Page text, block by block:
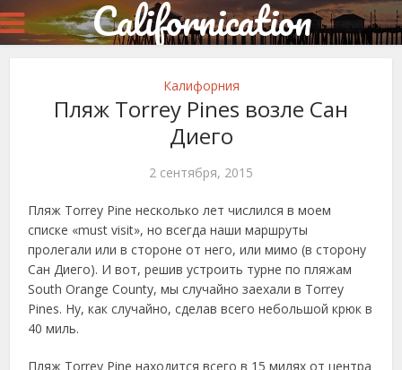
Californication
Калифорния
Пляж Torrey Pines возле Сан
Диего
2 сентября, 2015
Пляж Torrey Pine несколько лет числился в моем
списке «must visit», но всегда наши маршруты
пролегали или в стороне от него, или мимо (в сторону
Сан Диего). И вот, решив устроить турне по пляжам
South Orange County, мы случайно заехали в Torrey
Pines. Ну, как случайно, сделав всего небольшой крюк в
40 миль.
Пляж Torrey Pine находится всего в 15 милях от центра